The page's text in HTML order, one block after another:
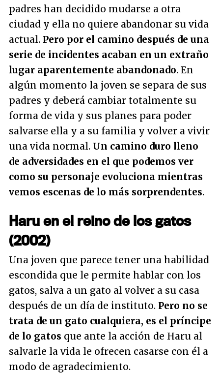
padres han decidido mudarse a otra
ciudad y ella no quiere abandonar su vida
actual. Pero por el camino después de una
serie de incidentes acaban en un extraño
lugar aparentemente abandonado. En
algún momento la joven se separa de sus
padres y deberá cambiar totalmente su
forma de vida y sus planes para poder
salvarse ella y a su familia y volver a vivir
una vida normal. Un camino duro lleno
de adversidades en el que podemos ver
como su personaje evoluciona mientras
vemos escenas de lo más sorprendentes.
Haru en el reino de los gatos
(2002)
Una joven que parece tener una habilidad
escondida que le permite hablar con los
gatos, salva a un gato al volver a su casa
después de un día de instituto. Pero no se
trata de un gato cualquiera, es el príncipe
de lo gatos que ante la acción de Haru al
salvarle la vida le ofrecen casarse con él a
modo de agradecimiento.